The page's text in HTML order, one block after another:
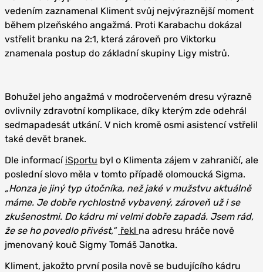
vedením zaznamenal Kliment svůj nejvýraznější moment
během plzeňského angažmá. Proti Karabachu dokázal
vstřelit branku na 2:1, která zároveň pro Viktorku
znamenala postup do základní skupiny Ligy mistrů.
Bohužel jeho angažmá v modročerveném dresu výrazně
ovlivnily zdravotní komplikace, díky kterým zde odehrál
sedmapadesát utkání. V nich kromě osmi asistencí vstřelil
také devět branek.
Dle informací iSportu byl o Klimenta zájem v zahraničí, ale
poslední slovo měla v tomto případě olomoucká Sigma.
„Honza je jiný typ útočníka, než jaké v mužstvu aktuálně
máme. Je dobře rychlostně vybavený, zároveň už i se
zkušenostmi. Do kádru mi velmi dobře zapadá. Jsem rád,
že se ho povedlo přivést,“ řekl na adresu hráče nově
jmenovaný kouč Sigmy Tomáš Janotka.
Kliment, jakožto první posila nově se budujícího kádru